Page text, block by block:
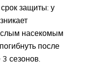
защиты: у
насекомым
после
сезонов.